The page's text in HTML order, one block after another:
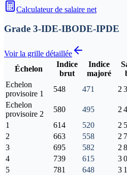
Calculateur de salaire net
Grade 3-IDE-IBODE-IPDE
Voir la grille détaillée
Échelon
Indice
brut
Indice
majoré
Echelon
provisoire 1
548 471 2
Echelon
provisoire 2
580 495 2
1
614 520 2
2
663 558 2
3
695 582 2
4
739 615 3
5
781 648 3